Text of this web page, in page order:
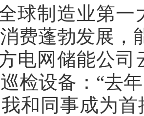
球制造业第一
费蓬勃发展，
电网储能公司
检设备：“去
和同事成为